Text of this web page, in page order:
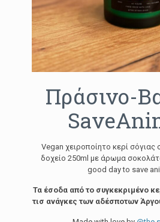
Πράσινο-
Vegan χειροποίητο κερί σόγιας
δοχείο 250ml με άρωμα σοκολάτα
good day to save
Τα έσοδα από το συγκεκριμένο
τισ ανάγκες των αδέσποτων